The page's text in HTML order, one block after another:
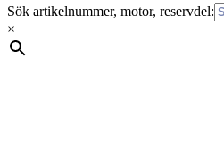
Sök artikelnummer, motor, reservdel:
×